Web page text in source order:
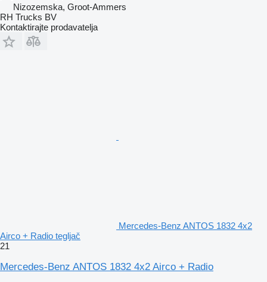
Nizozemska, Groot-Ammers
RH Trucks BV
Kontaktirajte prodavatelja
Mercedes-Benz ANTOS 1832 4x2
Airco + Radio tegljač
21
Mercedes-Benz ANTOS 1832 4x2 Airco + Radio